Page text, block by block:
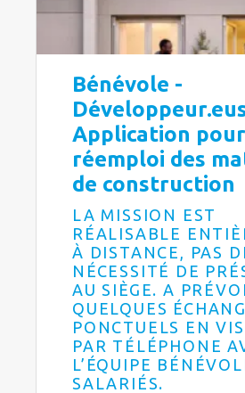
Bénévole -
Application
réemploi des
de construction
LA MISSION EST
RÉALISABLE
À DISTANCE, PAS
NÉCESSITÉ DE
AU SIÈGE. A
QUELQUES
PONCTUELS EN
PAR TÉLÉPHONE
L’ÉQUIPE
SALARIÉS.